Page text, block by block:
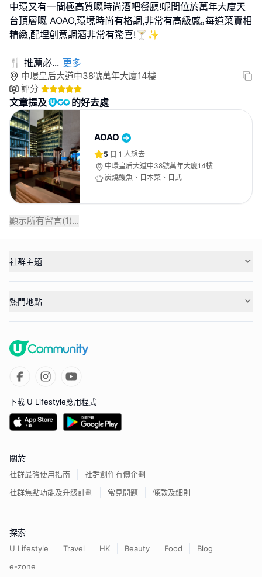
中環又有一間極高質嘅時尚酒吧餐廳!呢間位於萬年大廈天
台頂層嘅 AOAO,環境時尚有格調,非常有高級感｡每道菜賣相
精緻,配埋創意調酒非常有驚喜!🍸✨
🍴 推薦必... 更多
中環皇后大道中38號萬年大廈14樓
評分
文章提及 的好去處
AOAO
5 1 人想去
中環皇后大道中38號萬年大廈14樓
炭燒鰻魚、日本菜、日式
顯示所有留言(1)...
社群主題
熱門地點
下載 U Lifestyle應用程式
關於
社群最強使用指南
社群創作有價企劃
社群焦點功能及升級計劃
常見問題 條款及細則
探索
U Lifestyle Travel HK Beauty Food
Blog
e-zone